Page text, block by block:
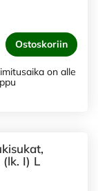
Ostoskoriin
on alle
I) L